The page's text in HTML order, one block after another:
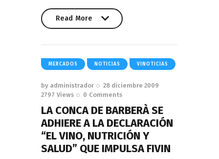
Read More
MERCADOS NOTICIAS VINOTICIAS
by administrador
28 diciembre 2009
2797 Views 0 Comments
LA CONCA DE BARBERÀ SE
ADHIERE A LA DECLARACIÓN
“EL VINO, NUTRICIÓN Y
SALUD” QUE IMPULSA FIVIN